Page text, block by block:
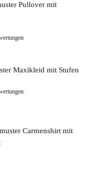
Pullover mit
Maxikleid mit Stufen
Carmenshirt mit